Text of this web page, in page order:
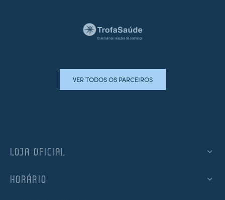
VER TODOS OS PARCEIROS
LOJA OFICIAL
HORÁRIO